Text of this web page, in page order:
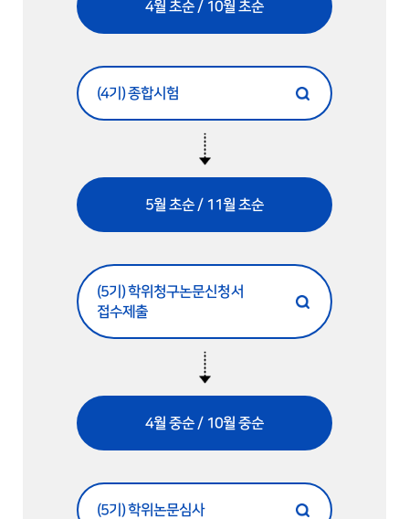
4월 초순 / 10월 초순
(4기) 종합시험
5월 초순 / 11월 초순
(5기) 학위청구논문신청서
접수제출
4월 중순 / 10월 중순
(5기) 학위논문심사